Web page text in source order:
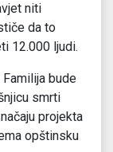
niti
da to
12.000 ljudi.
Familija bude
smrti
projekta
opštinsku